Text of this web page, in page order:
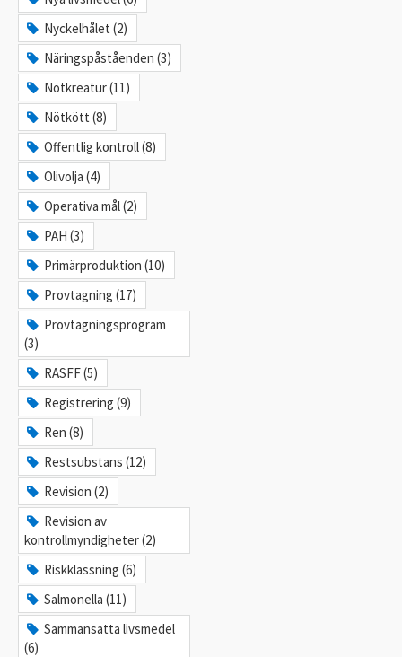
Nyckelhålet (2)
Näringspåståenden (3)
Nötkreatur (11)
Nötkött (8)
Offentlig kontroll (8)
Olivolja (4)
Operativa mål (2)
PAH (3)
Primärproduktion (10)
Provtagning (17)
Provtagningsprogram
(3)
RASFF (5)
Registrering (9)
Ren (8)
Restsubstans (12)
Revision (2)
Revision av
kontrollmyndigheter (2)
Riskklassning (6)
Salmonella (11)
Sammansatta livsmedel
(6)